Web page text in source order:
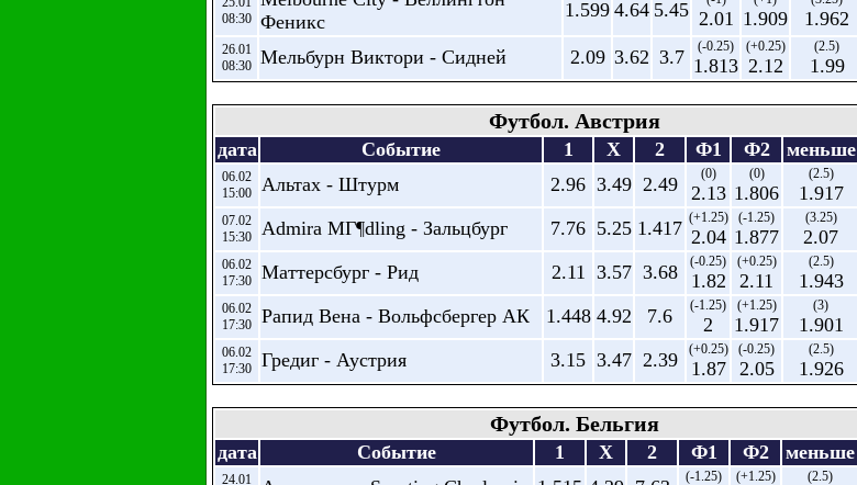
08:30
Феникс
1.599 4.64 5.45 2.01 1.909 1.962
26.01
08:30
Мельбурн Виктори - Сидней 2.09 3.62 3.7 (-0.25)
1.813
(+0.25)
2.12
(2.5)
1.99
Футбол. Австрия
дата Событие 1 X 2 Ф1 Ф2 меньше
06.02
15:00
Альтах - Штурм 2.96 3.49 2.49 (0)
2.13
(0)
1.806
(2.5)
1.917
07.02
15:30
Admira MГ¶dling - Зальцбург 7.76 5.25 1.417 (+1.25)
2.04
(-1.25)
1.877
(3.25)
2.07
06.02
17:30
Маттерсбург - Рид 2.11 3.57 3.68 (-0.25)
1.82
(+0.25)
2.11
(2.5)
1.943
06.02
17:30
Рапид Вена - Вольфсбергер АК 1.448 4.92 7.6 (-1.25)
2
(+1.25)
1.917
(3)
1.901
06.02
17:30
Гредиг - Аустрия 3.15 3.47 2.39 (+0.25)
1.87
(-0.25)
2.05
(2.5)
1.926
Футбол. Бельгия
дата Событие 1 X 2 Ф1 Ф2 меньше
24.01 (-1.25) (+1.25) (2.5)